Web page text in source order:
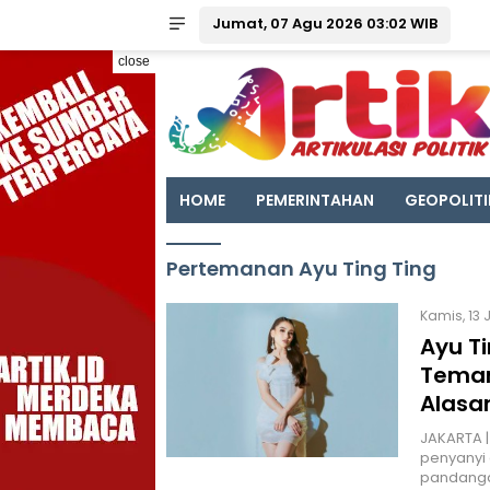
Jumat, 07 Agu 2026 03:02 WIB
close
HOME PEMERINTAHAN
Pertemanan Ayu Ting Ting
Kamis, 13
Ayu
penyanyi